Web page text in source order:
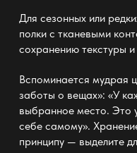
Для сезонных или
полкис тканевыми
сохранению текстуры и
Вспоминается мудрая
заботы о вещах»: «У
выбранное место. Это
себе самому».
принципу — выделите